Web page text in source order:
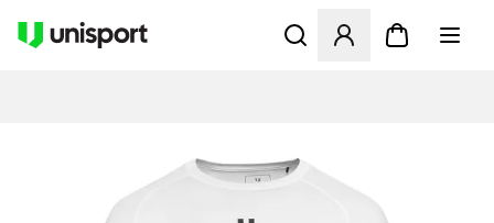
Åbner en Modal til at